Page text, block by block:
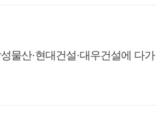
물산·현대건설·대우건설에 다가